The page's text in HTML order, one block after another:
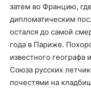
затем во Францию,
дипломатическим
остался до самой
года в Париже.
известного географа
Союза русских
почестями на